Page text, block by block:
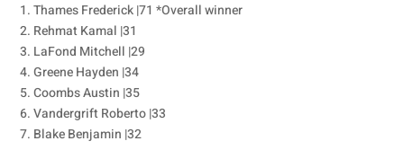
1. Thames Frederick |71 *Overall winner
2. Rehmat Kamal |31
3. LaFond Mitchell |29
4. Greene Hayden |34
5. Coombs Austin |35
6. Vandergrift Roberto |33
7. Blake Benjamin |32